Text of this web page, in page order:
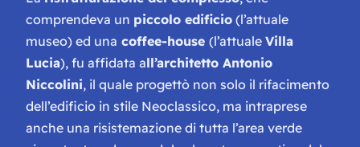
comprendeva un piccolo edificio (l’attuale
museo) ed una coffee-house (l’attuale Villa
Lucia), fu affidata all’architetto Antonio
Niccolini, il quale progettò non solo il rifacimento
dell’edificio in stile Neoclassico, ma intraprese
anche una risistemazione di tutta l’area verde